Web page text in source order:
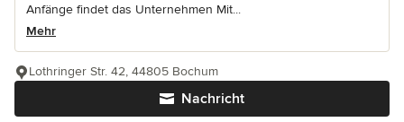
Anfänge findet das Unternehmen Mit...
Mehr
Nachricht
Lothringer Str. 42, 44805 Bochum